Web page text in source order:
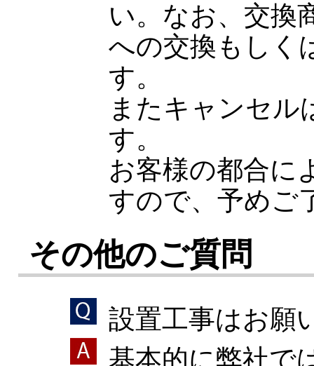
い。なお、交換
への交換もしく
す。
またキャンセル
す。
お客様の都合に
すので、予めご
その他のご質問
設置工事はお願
基本的に弊社で